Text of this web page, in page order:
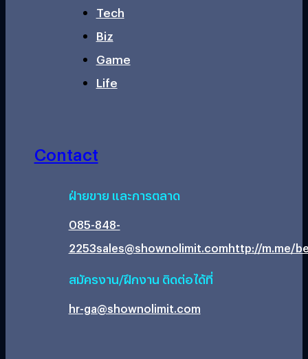
Tech
Biz
Game
Life
Contact
ฝ่ายขาย และการตลาด
085-848-
2253sales@shownolimit.comhttp://m.me/
สมัครงาน/ฝึกงาน ติดต่อได้ที่
hr-ga@shownolimit.com